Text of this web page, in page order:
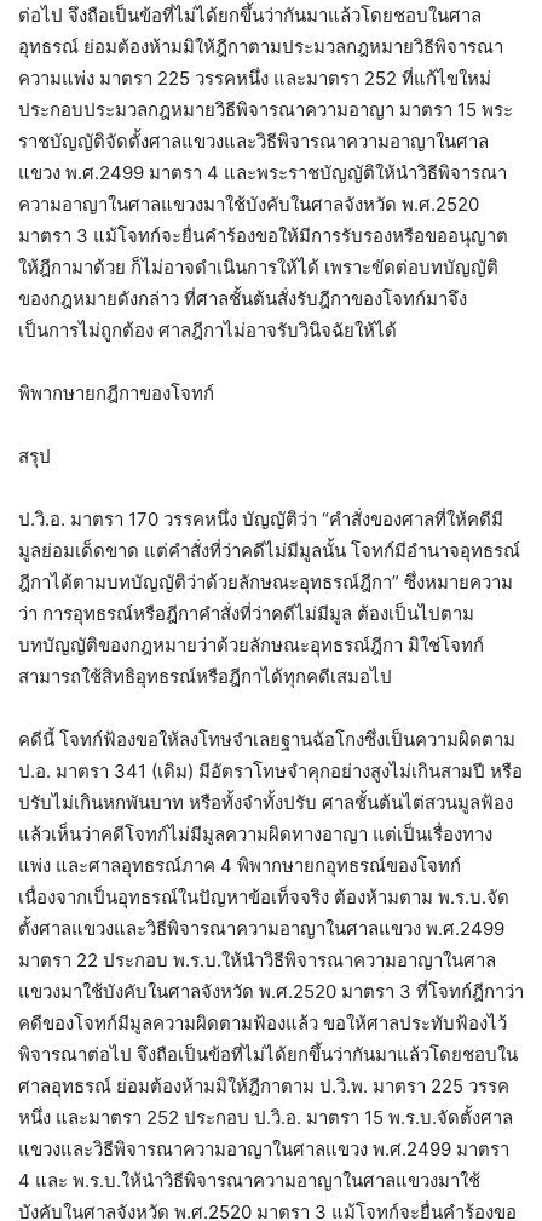
ต่อไป จึงถือเป็นข้อที่ไม่ได้ยกขึ้นว่ากันมาแล้วโดยชอบในศาล
อุทธรณ์ ย่อมต้องห้ามมิให้ฎีกาตามประมวลกฎหมายวิธีพิจารณา
ความแพ่ง มาตรา 225 วรรคหนึ่ง และมาตรา 252 ที่แก้ไขใหม่
ประกอบประมวลกฎหมายวิธีพิจารณาความอาญา มาตรา 15 พระ
ราชบัญญัติจัดตั้งศาลแขวงและวิธีพิจารณาความอาญาในศาล
แขวง พ.ศ.2499 มาตรา 4 และพระราชบัญญัติให้นำวิธีพิจารณา
ความอาญาในศาลแขวงมาใช้บังคับในศาลจังหวัด พ.ศ.2520
มาตรา 3 แม้โจทก์จะยื่นคำร้องขอให้มีการรับรองหรือขออนุญาต
ให้ฎีกามาด้วย ก็ไม่อาจดำเนินการให้ได้ เพราะขัดต่อบทบัญญัติ
ของกฎหมายดังกล่าว ที่ศาลชั้นต้นสั่งรับฎีกาของโจทก์มาจึง
เป็นการไม่ถูกต้อง ศาลฎีกาไม่อาจรับวินิจฉัยให้ได้
พิพากษายกฎีกาของโจทก์
สรุป
ป.วิ.อ. มาตรา 170 วรรคหนึ่ง บัญญัติว่า “คำสั่งของศาลที่ให้คดีมี
มูลย่อมเด็ดขาด แต่คำสั่งที่ว่าคดีไม่มีมูลนั้น โจทก์มีอำนาจอุทธรณ์
ฎีกาได้ตามบทบัญญัติว่าด้วยลักษณะอุทธรณ์ฎีกา” ซึ่งหมายความ
ว่า การอุทธรณ์หรือฎีกาคำสั่งที่ว่าคดีไม่มีมูล ต้องเป็นไปตาม
บทบัญญัติของกฎหมายว่าด้วยลักษณะอุทธรณ์ฎีกา มิใช่โจทก์
สามารถใช้สิทธิอุทธรณ์หรือฎีกาได้ทุกคดีเสมอไป
คดีนี้ โจทก์ฟ้องขอให้ลงโทษจำเลยฐานฉ้อโกงซึ่งเป็นความผิดตาม
ป.อ. มาตรา 341 (เดิม) มีอัตราโทษจำคุกอย่างสูงไม่เกินสามปี หรือ
ปรับไม่เกินหกพันบาท หรือทั้งจำทั้งปรับ ศาลชั้นต้นไต่สวนมูลฟ้อง
แล้วเห็นว่าคดีโจทก์ไม่มีมูลความผิดทางอาญา แต่เป็นเรื่องทาง
แพ่ง และศาลอุทธรณ์ภาค 4 พิพากษายกอุทธรณ์ของโจทก์
เนื่องจากเป็นอุทธรณ์ในปัญหาข้อเท็จจริง ต้องห้ามตาม พ.ร.บ.จัด
ตั้งศาลแขวงและวิธีพิจารณาความอาญาในศาลแขวง พ.ศ.2499
มาตรา 22 ประกอบ พ.ร.บ.ให้นำวิธีพิจารณาความอาญาในศาล
แขวงมาใช้บังคับในศาลจังหวัด พ.ศ.2520 มาตรา 3 ที่โจทก์ฎีกาว่า
คดีของโจทก์มีมูลความผิดตามฟ้องแล้ว ขอให้ศาลประทับฟ้องไว้
พิจารณาต่อไป จึงถือเป็นข้อที่ไม่ได้ยกขึ้นว่ากันมาแล้วโดยชอบใน
ศาลอุทธรณ์ ย่อมต้องห้ามมิให้ฎีกาตาม ป.วิ.พ. มาตรา 225 วรรค
หนึ่ง และมาตรา 252 ประกอบ ป.วิ.อ. มาตรา 15 พ.ร.บ.จัดตั้งศาล
แขวงและวิธีพิจารณาความอาญาในศาลแขวง พ.ศ.2499 มาตรา
4 และ พ.ร.บ.ให้นำวิธีพิจารณาความอาญาในศาลแขวงมาใช้
บังคับในศาลจังหวัด พ.ศ.2520 มาตรา 3 แม้โจทก์จะยื่นคำร้องขอ